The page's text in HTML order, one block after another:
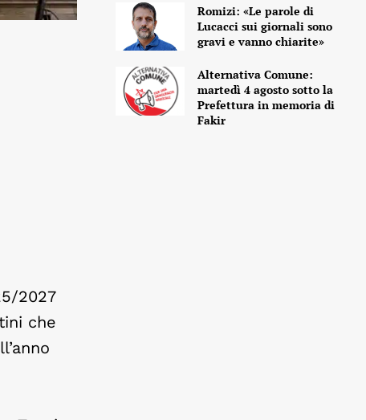
2027
che
Romizi: «Le parole di
Lucacci sui giornali sono
gravi e vanno chiarite»
Alternativa Comune:
martedì 4 agosto sotto la
Prefettura in memoria di
Fakir